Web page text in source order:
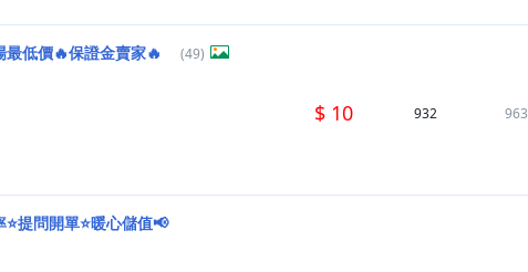
最低價🔥保證金賣家🔥
(49)
$ 10 932 963
提問開單⭐暖心儲值📢